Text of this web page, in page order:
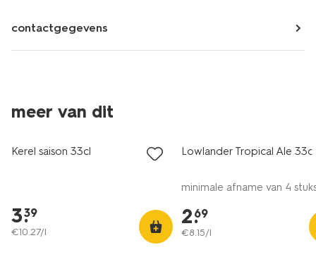
contactgegevens
meer van dit
vegan
Kerel saison 33cl
3.
39
€10.27/l
Lowlander Tropical Ale 33cl
minimale afname van 4
2.
69
€8.15/l